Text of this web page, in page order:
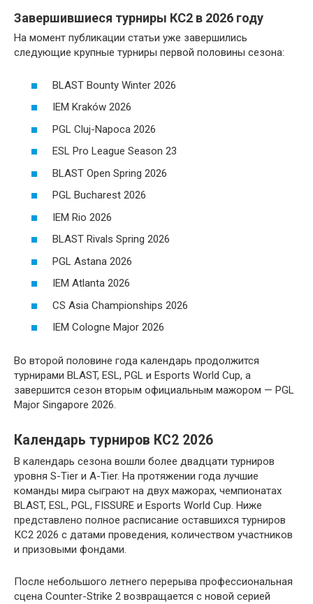
Завершившиеся турниры КС2 в 2026 году
На момент публикации статьи уже завершились
следующие крупные турниры первой половины сезона:
BLAST Bounty Winter 2026
IEM Kraków 2026
PGL Cluj-Napoca 2026
ESL Pro League Season 23
BLAST Open Spring 2026
PGL Bucharest 2026
IEM Rio 2026
BLAST Rivals Spring 2026
PGL Astana 2026
IEM Atlanta 2026
CS Asia Championships 2026
IEM Cologne Major 2026
Во второй половине года календарь продолжится
турнирами BLAST, ESL, PGL и Esports World Cup, а
завершится сезон вторым официальным мажором — PGL
Major Singapore 2026.
Календарь турниров КС2 2026
В календарь сезона вошли более двадцати турниров
уровня S-Tier и A-Tier. На протяжении года лучшие
команды мира сыграют на двух мажорах, чемпионатах
BLAST, ESL, PGL, FISSURE и Esports World Cup. Ниже
представлено полное расписание оставшихся турниров
КС2 2026 с датами проведения, количеством участников
и призовыми фондами.
После небольшого летнего перерыва профессиональная
сцена Counter-Strike 2 возвращается с новой серией